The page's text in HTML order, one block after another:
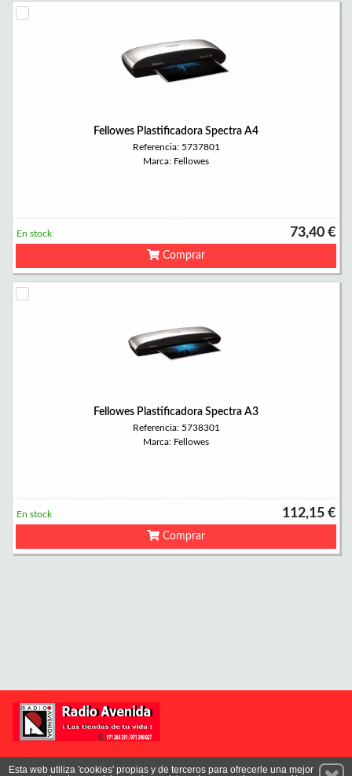
Fellowes Plastificadora Spectra A4
Referencia: 5737801
Marca: Fellowes
73,40 €
En stock
Comprar
Fellowes Plastificadora Spectra A3
Referencia: 5738301
Marca: Fellowes
112,15 €
En stock
Comprar
Esta web utiliza 'cookies' propias y de terceros para ofrecerle una mejor